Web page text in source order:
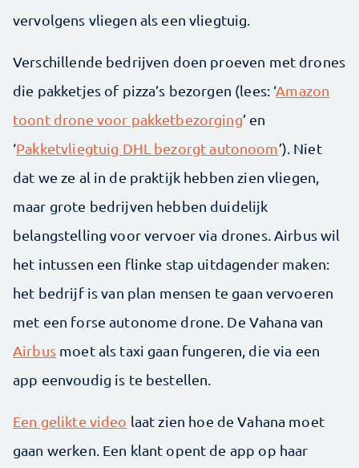
vervolgens vliegen als een vliegtuig.
Verschillende bedrijven doen proeven met drones
die pakketjes of pizza’s bezorgen (lees: ‘Amazon
toont drone voor pakketbezorging’ en
‘Pakketvliegtuig DHL bezorgt autonoom’). Niet
dat we ze al in de praktijk hebben zien vliegen,
maar grote bedrijven hebben duidelijk
belangstelling voor vervoer via drones. Airbus wil
het intussen een flinke stap uitdagender maken:
het bedrijf is van plan mensen te gaan vervoeren
met een forse autonome drone. De Vahana van
Airbusmoet als taxi gaan fungeren, die via een
app eenvoudig is te bestellen.
Een gelikte video laat zien hoe de Vahana moet
gaan werken. Een klant opent de app op haar